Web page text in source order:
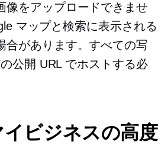
像をアップロードできませ
マップと検索に表示される
合があります。すべての写
公開 URL でホストする必
ビジネスの高度